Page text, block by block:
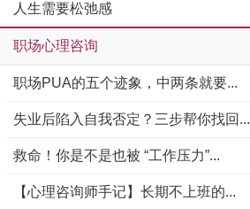
人生需要松弛感
职场心理咨询
职场PUA的五个迹象，中两条就要...
失业后陷入自我否定？三步帮你找回...
救命！你是不是也被 “工作压力”...
【心理咨询师手记】长期不上班的...